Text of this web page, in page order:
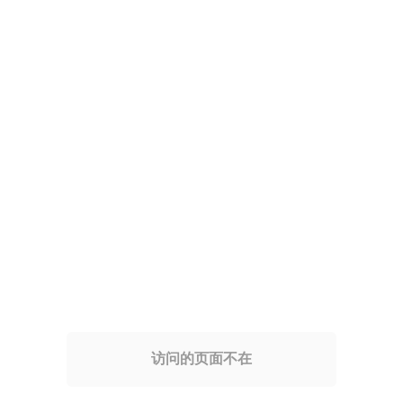
访问的页面不在